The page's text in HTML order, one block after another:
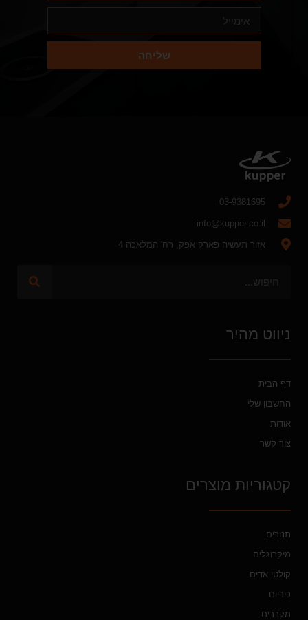
שליחה
03-9381695
info@kupper.co.il
אזור תעשיה פארק אפק, רח' המלאכה 4
ניווט מהיר
דף הבית
החשבון שלי
אודות
צור קשר
קטגוריות מוצרים
תנורים
מיקרוגלים
קולטי אדים
כיריים
מקררים